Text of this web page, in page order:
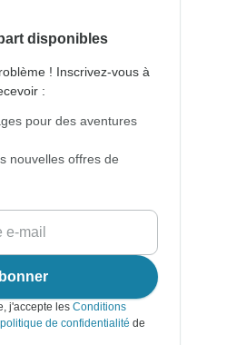
disponibles
! Inscrivez-vous à
:
pour des aventures
nouvelles offres de
j'accepte les Conditions
politique de confidentialité de